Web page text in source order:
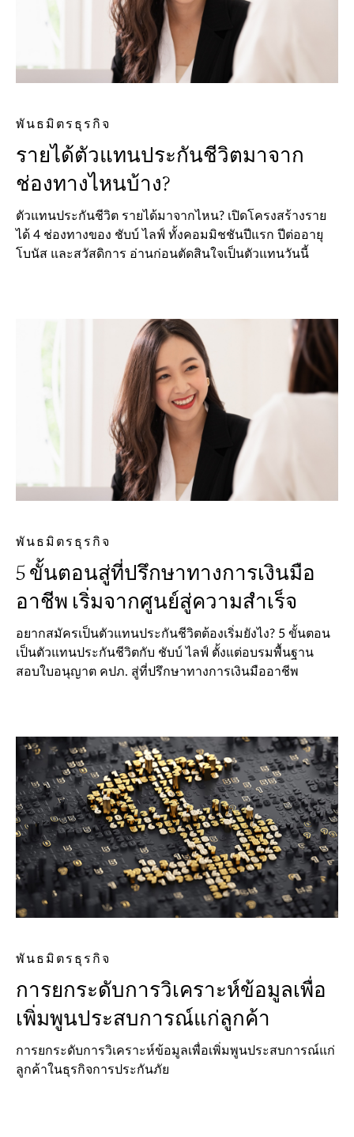
พันธมิตรธุรกิจ
รายได้ตัวแทนประกันชีวิตมาจาก
ช่องทางไหนบ้าง?
ตัวแทนประกันชีวิต รายได้มาจากไหน? เปิดโครงสร้างราย
ได้ 4 ช่องทางของ ชับบ์ ไลฟ์ ทั้งคอมมิชชันปีแรก ปีต่ออายุ
โบนัส และสวัสดิการ อ่านก่อนตัดสินใจเป็นตัวแทนวันนี้
พันธมิตรธุรกิจ
5 ขั้นตอนสู่ที่ปรึกษาทางการเงินมือ
อาชีพ เริ่มจากศูนย์สู่ความสำเร็จ
อยากสมัครเป็นตัวแทนประกันชีวิตต้องเริ่มยังไง? 5 ขั้นตอน
เป็นตัวแทนประกันชีวิตกับ ชับบ์ ไลฟ์ ตั้งแต่อบรมพื้นฐาน
สอบใบอนุญาต คปภ. สู่ที่ปรึกษาทางการเงินมืออาชีพ
พันธมิตรธุรกิจ
การยกระดับการวิเคราะห์ข้อมูลเพื่อ
เพิ่มพูนประสบการณ์แก่ลูกค้า
การยกระดับการวิเคราะห์ข้อมูลเพื่อเพิ่มพูนประสบการณ์แก่
ลูกค้าในธุรกิจการประกันภัย